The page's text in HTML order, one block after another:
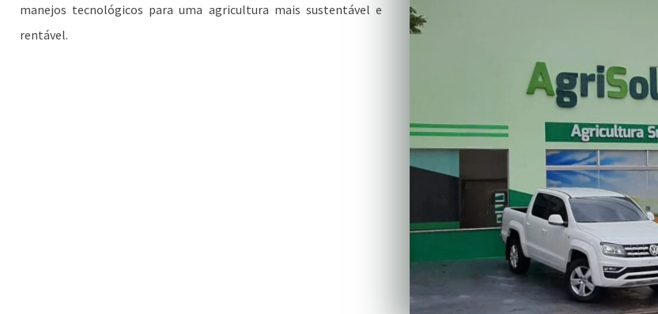
manejos tecnológicos para uma agricultura mais sustentável e
rentável.